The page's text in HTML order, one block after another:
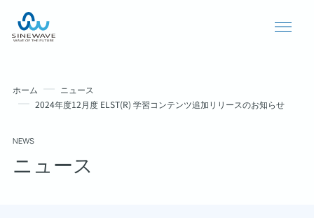
ホーム
ニュース
2024年度12月度 ELST(R) 学習コンテンツ追加リリースのお知らせ
NEWS
ニュース